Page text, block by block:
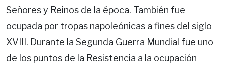
Señores y Reinos de la época. También fue
ocupada por tropas napoleónicas a fines del siglo
XVIII. Durante la Segunda Guerra Mundial fue uno
de los puntos de la Resistencia a la ocupación